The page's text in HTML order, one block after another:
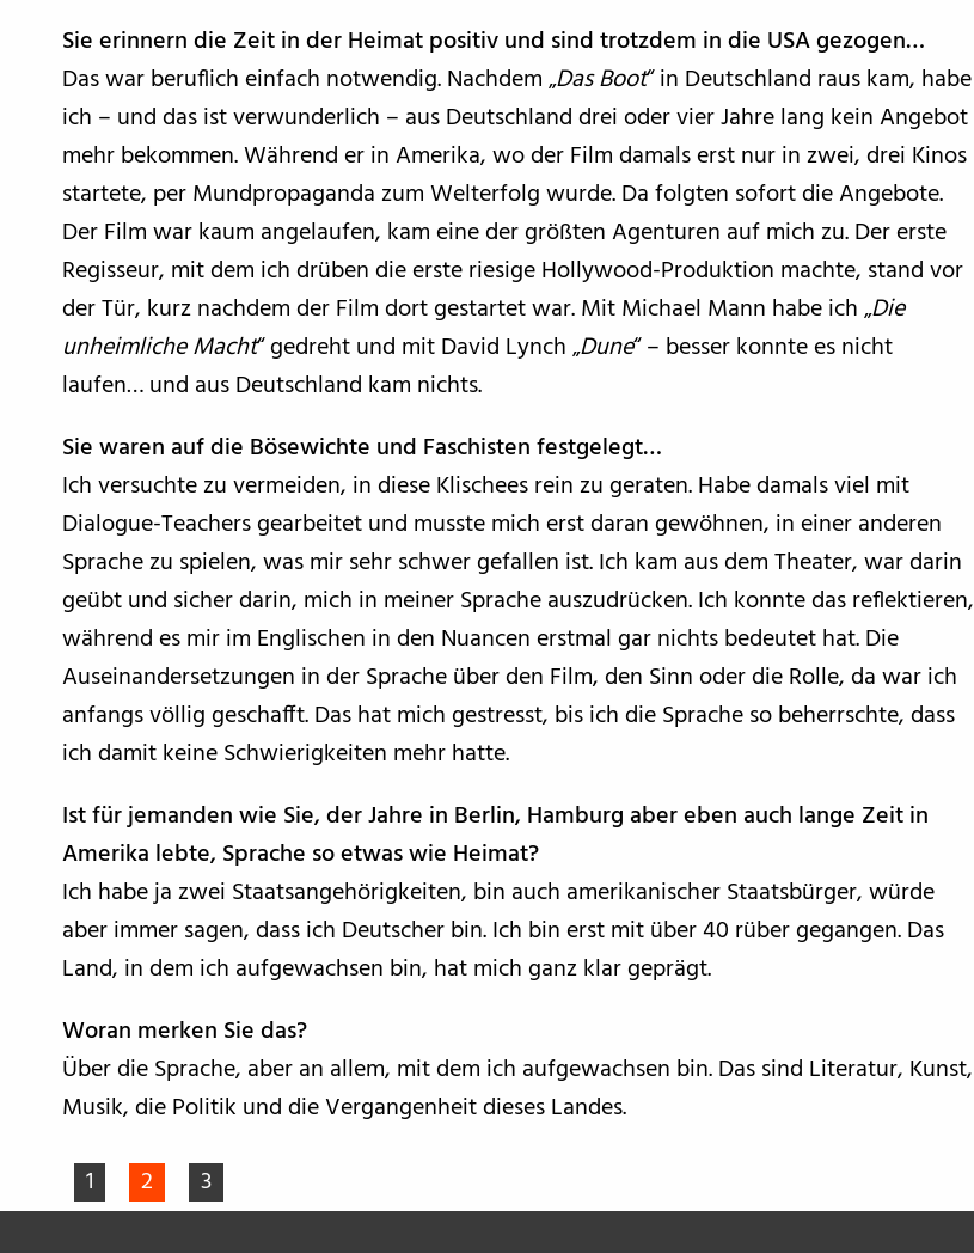
Sie erinnern die Zeit in der Heimat positiv und sind trotzdem in die USA gezogen…
Das war beruflich einfach notwendig. Nachdem „Das Boot“ in Deutschland raus kam, habe
ich – und das ist verwunderlich – aus Deutschland drei oder vier Jahre lang kein Angebot
mehr bekommen. Während er in Amerika, wo der Film damals erst nur in zwei, drei Kinos
startete, per Mundpropaganda zum Welterfolg wurde. Da folgten sofort die Angebote.
Der Film war kaum angelaufen, kam eine der größten Agenturen auf mich zu. Der erste
Regisseur, mit dem ich drüben die erste riesige Hollywood-Produktion machte, stand vor
der Tür, kurz nachdem der Film dort gestartet war. Mit Michael Mann habe ich „Die
unheimliche Macht“ gedreht und mit David Lynch „Dune“ – besser konnte es nicht
laufen… und aus Deutschland kam nichts.
Sie waren auf die Bösewichte und Faschisten festgelegt…
Ich versuchte zu vermeiden, in diese Klischees rein zu geraten. Habe damals viel mit
Dialogue-Teachers gearbeitet und musste mich erst daran gewöhnen, in einer anderen
Sprache zu spielen, was mir sehr schwer gefallen ist. Ich kam aus dem Theater, war darin
geübt und sicher darin, mich in meiner Sprache auszudrücken. Ich konnte das reflektieren,
während es mir im Englischen in den Nuancen erstmal gar nichts bedeutet hat. Die
Auseinandersetzungen in der Sprache über den Film, den Sinn oder die Rolle, da war ich
anfangs völlig geschafft. Das hat mich gestresst, bis ich die Sprache so beherrschte, dass
ich damit keine Schwierigkeiten mehr hatte.
Ist für jemanden wie Sie, der Jahre in Berlin, Hamburg aber eben auch lange Zeit in
Amerika lebte, Sprache so etwas wie Heimat?
Ich habe ja zwei Staatsangehörigkeiten, bin auch amerikanischer Staatsbürger, würde
aber immer sagen, dass ich Deutscher bin. Ich bin erst mit über 40 rüber gegangen. Das
Land, in dem ich aufgewachsen bin, hat mich ganz klar geprägt.
Woran merken Sie das?
Über die Sprache, aber an allem, mit dem ich aufgewachsen bin. Das sind Literatur, Kunst,
Musik, die Politik und die Vergangenheit dieses Landes.
1
2 3